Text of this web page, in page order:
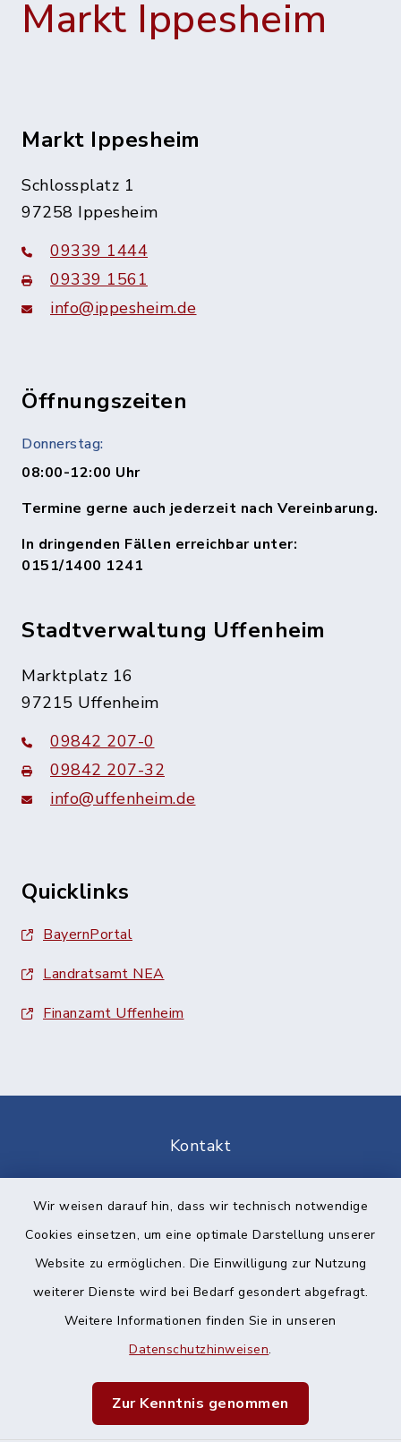
Wir weisen darauf hin, dass wir technisch notwendige
Cookies einsetzen, um eine optimale Darstellung unserer
Website zu ermöglichen. Die Einwilligung zur Nutzung
weiterer Dienste wird bei Bedarf gesondert abgefragt.
Weitere Informationen finden Sie in unseren
Datenschutzhinweisen.
Zur Kenntnis genommen
Markt Ippesheim
Markt Ippesheim
Schlossplatz 1
97258 Ippesheim
09339 1444
09339 1561
info@ippesheim.de
Öffnungszeiten
Donnerstag:
08:00-12:00 Uhr
Termine gerne auch jederzeit nach Vereinbarung.
In dringenden Fällen erreichbar unter:
0151/1400 1241
Stadtverwaltung Uffenheim
Marktplatz 16
97215 Uffenheim
09842 207-0
09842 207-32
info@uffenheim.de
Quicklinks
BayernPortal
Landratsamt NEA
Finanzamt Uffenheim
Kontakt
Datenschutz
Impressum
Sitemap
Cookie-Einstellungen